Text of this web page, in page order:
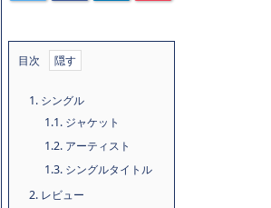
目次
1. シングル
1.1. ジャケット
1.2. アーティスト
1.3. シングルタイトル
2. レビュー